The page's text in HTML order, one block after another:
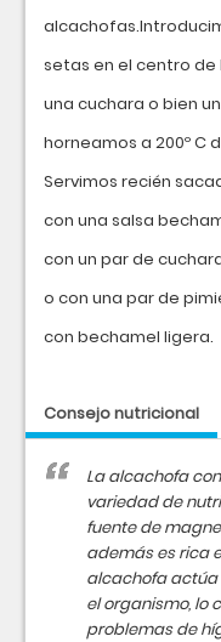
setas en el centro
una cuchara o bien
horneamos a 200º C
Servimos recién
con una salsa
con un par de
o con una par de
con bechamel ligera.
Consejo nutricional
La alcachofa
variedad de
fuente de
además es rica
alcachofa actúa
el organismo, lo
problemas de